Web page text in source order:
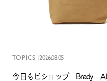
TOPICS |2026.08.05
今日もビショップ Brady